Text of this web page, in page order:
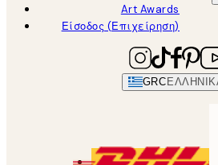
Art Awards
Είσοδος (Επιχείρηση)
GRC